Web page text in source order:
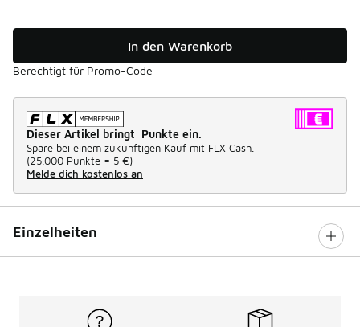
In den Warenkorb
Berechtigt für Promo-Code
Dieser Artikel bringt Punkte ein.
Spare bei einem zukünftigen Kauf mit FLX Cash.
(25.000 Punkte = 5 €)
Melde dich kostenlos an
Einzelheiten